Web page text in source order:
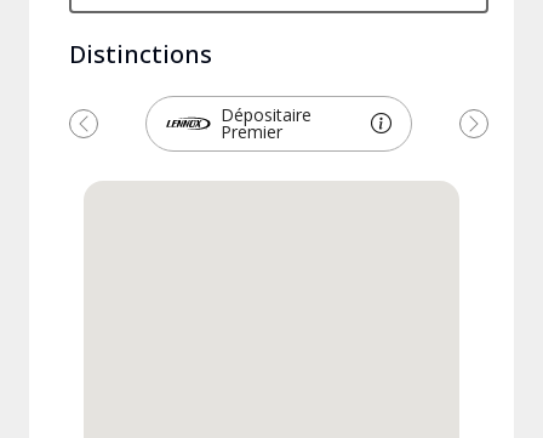
Distinctions
Dépositaire
Premier
Précédent Suivant